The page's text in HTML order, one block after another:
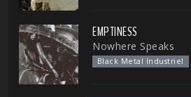
EMPTINESS
Nowhere Speaks
Black Metal Industriel